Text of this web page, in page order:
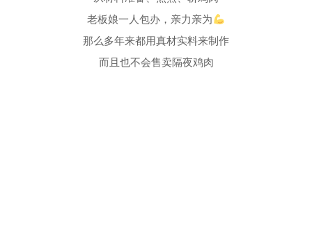
老板娘一人包办，亲力亲为
那么多年来都用真材实料来制作
而且也不会售卖隔夜鸡肉